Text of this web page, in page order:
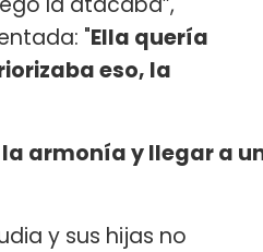
"Ella quería
eso, la
la armonía y llegar a
y sus hijas no